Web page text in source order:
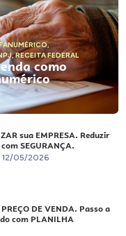
,
,RECEITA FEDERAL
como
sua EMPRESA. Reduzir
SEGURANÇA.
12/05/2026
DE VENDA. Passo a
com PLANILHA